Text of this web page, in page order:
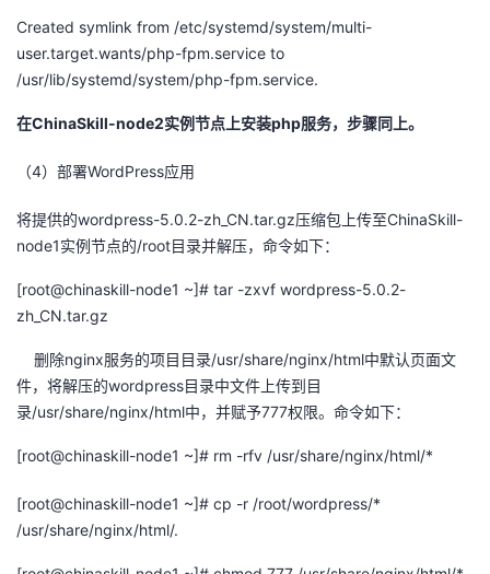
Created symlink from /etc/systemd/system/multi-
user.target.wants/php-fpm.service to
/usr/lib/systemd/system/php-fpm.service.
在ChinaSkill-node2实例节点上安装php服务，步骤同上。
（4）部署WordPress应用
将提供的wordpress-5.0.2-zh_CN.tar.gz压缩包上传至ChinaSkill-
node1实例节点的/root目录并解压，命令如下：
[root@chinaskill-node1 ~]# tar -zxvf wordpress-5.0.2-
zh_CN.tar.gz
删除nginx服务的项目目录/usr/share/nginx/html中默认页面文
件，将解压的wordpress目录中文件上传到目
录/usr/share/nginx/html中，并赋予777权限。命令如下：
[root@chinaskill-node1 ~]# rm -rfv /usr/share/nginx/html/*
[root@chinaskill-node1 ~]# cp -r /root/wordpress/*
/usr/share/nginx/html/.